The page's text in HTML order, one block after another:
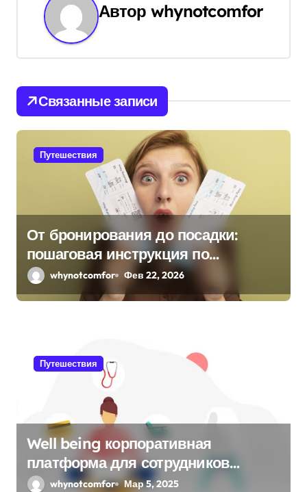
ц
и
я
п
а
п
и
с
Автор whynotcomfor
Связанные записи
Путешествия
От бронирования до посадки:
пошаговая инструкция по
оформлению билетов на поезд и
самолет
whynotcomfor Фев 22, 2026
Путешествия
Well being корпоративная
платформа для сотрудников
“Понимаю”
whynotcomfor Мар 5, 2025